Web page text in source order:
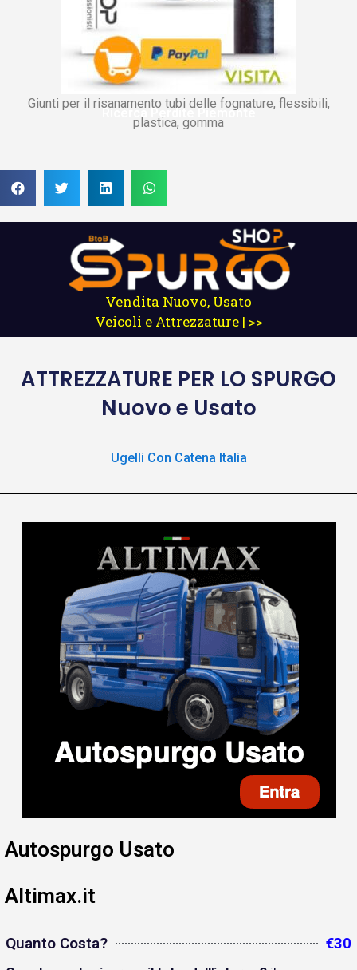
Giunti per il risanamento tubi delle fognature, flessibili,
plastica, gomma
Ricerca Perdite Piemonte
Vendita Nuovo, Usato
Veicoli e Attrezzature | >>
ATTREZZATURE PER LO SPURGO
Nuovo e Usato
Ugelli Con Catena Italia
Autospurgo Usato
Altimax.it
Quanto Costa? €30